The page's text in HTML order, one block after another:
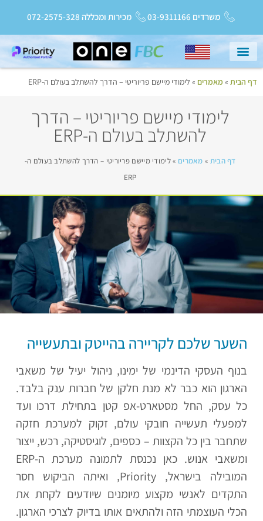
משרדים 03-9311166 מכירות ומכללה 072-2575-328
דף הבית » מאמרים » לימודי מיישם פריוריטי – הדרך להשתלב בעולם ה-ERP
לימודי מיישם פריוריטי – הדרך
להשתלב בעולם ה-ERP
דף הבית » מאמרים »לימודי מיישם פריוריטי – הדרך להשתלב בעולם ה-
ERP
השער שלכם לקריירה בהייטק ובתעשייה
בנוף העסקי הדינמי של ימינו, ניהול יעיל של משאבי
הארגון הוא כבר לא מנת חלקן של חברות ענק בלבד.
כל עסק, החל מסטארט-אפ קטן בתחילת דרכו ועד
למפעלי תעשייה חובקי עולם, זקוק למערכת חזקה
שתחבר בין כל הקצוות – כספים, לוגיסטיקה, רכש, ייצור
ומשאבי אנוש. כאן נכנסת לתמונה מערכת ה-ERP
המובילה בישראל, Priority, ואיתה הביקוש חסר
התקדים לאנשי מקצוע מיומנים שיודעים לקחת את
הכלי העוצמתי הזה ולהתאים אותו בדיוק לצרכי הארגון.